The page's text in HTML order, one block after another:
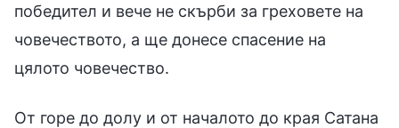
победител и вече не скърби за греховете на
човечеството, а ще донесе спасение на
цялото човечество.
От горе до долу и от началото до края Сатана